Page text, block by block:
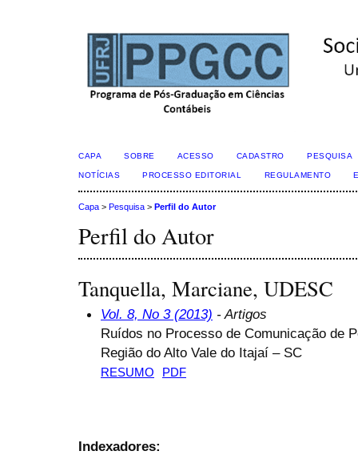
CAPA SOBRE ACESSO CADASTRO PESQUISA
NOTÍCIAS PROCESSO EDITORIAL REGULAMENTO
Capa > Pesquisa > Perfil do Autor
Perfil do Autor
Tanquella, Marciane, UDESC
Vol. 8, No 3 (2013) - Artigos
Ruídos no Processo de Comunicação de
Região do Alto Vale do Itajaí – SC
RESUMO PDF
Indexadores: